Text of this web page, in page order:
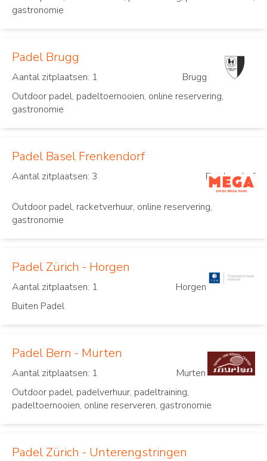
gastronomie
Padel Brugg
Aantal zitplaatsen: 1
Brugg
Outdoor padel, padeltoernooien, online reservering,
gastronomie
Padel Basel Frenkendorf
Aantal zitplaatsen: 3 Frenkendorf
Outdoor padel, racketverhuur, online reservering,
gastronomie
Padel Zürich - Horgen
Aantal zitplaatsen: 1
Horgen
Buiten Padel
Padel Bern - Murten
Aantal zitplaatsen: 1
Murten
Outdoor padel, padelverhuur, padeltraining,
padeltoernooien, online reserveren, gastronomie
Padel Zürich - Unterengstringen